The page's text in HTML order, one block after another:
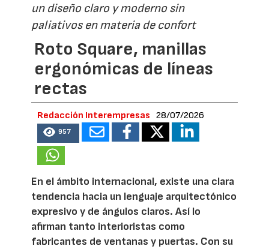
un diseño claro y moderno sin
paliativos en materia de confort
Roto Square, manillas
ergonómicas de líneas
rectas
Redacción Interempresas 28/07/2026
957
En el ámbito internacional, existe una clara
tendencia hacia un lenguaje arquitectónico
expresivo y de ángulos claros. Así lo
afirman tanto interioristas como
fabricantes de ventanas y puertas. Con su